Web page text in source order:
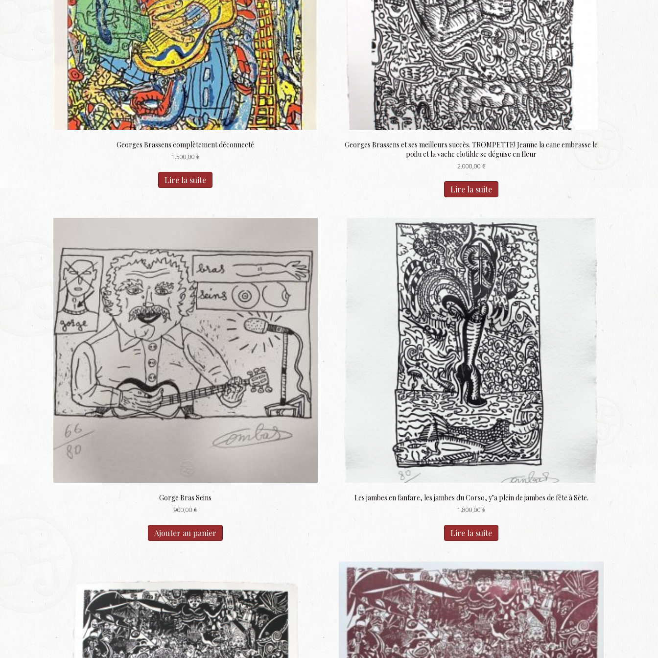
Georges Brassens complètement déconnecté
1.500,00 €
Lire la suite
Georges Brassens et ses meilleurs succès. TROMPETTE! Jeanne la cane embrasse le
poilu et la vache clotilde se déguise en fleur
2.000,00 €
Lire la suite
Gorge Bras Seins
900,00 €
Ajouter au panier
Les jambes en fanfare, les jambes du Corso, y’a plein de jambes de fête à Sète.
1.800,00 €
Lire la suite